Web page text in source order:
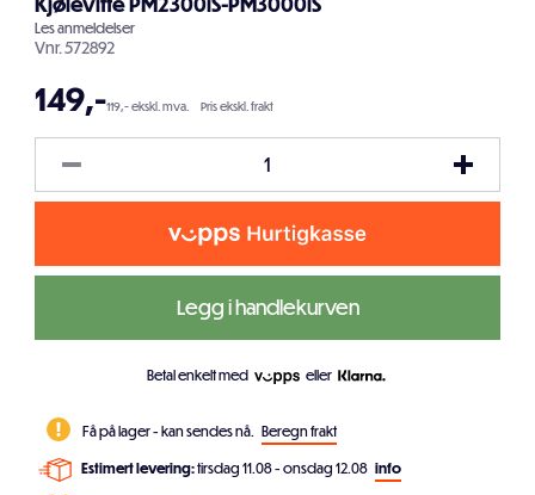
Lesanmeldelser
Vnr.572892
149,-119,- ekskl. mva. Pris ekskl. frakt
Legg i handlekurven
Betal enkelt med eller
Få på lager - kan sendes nå. Beregn frakt
Estimert levering:tirsdag 11.08 - onsdag 12.08 info